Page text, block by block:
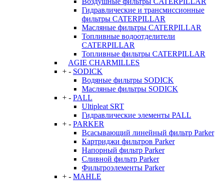
Гидравлические и трансмиссионные
фильтры CATERPILLAR
Масляные фильтры CATERPILLAR
Топливные водоотделители
CATERPILLAR
Топливные фильтры CATERPILLAR
AGIE CHARMILLES
+ - SODICK
Водяные фильтры SODICK
Масляные фильтры SODICK
+ - PALL
Ultipleat SRT
Гидравлические элементы PALL
+ - PARKER
Всасывающий линейный фильтр Parker
Картриджи фильтров Parker
Напорный фильтр Parker
Сливной фильтр Parker
Фильтроэлементы Parker
+ - MAHLE